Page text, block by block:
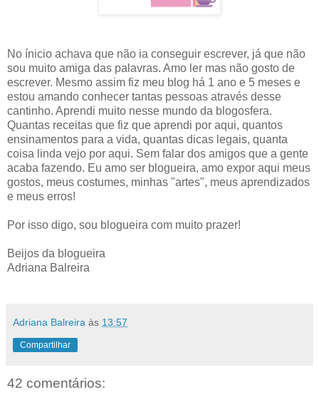
No ínicio achava que não ia conseguir escrever, já que não
sou muito amiga das palavras. Amo ler mas não gosto de
escrever. Mesmo assim fiz meu blog há 1 ano e 5 meses e
estou amando conhecer tantas pessoas através desse
cantinho. Aprendi muito nesse mundo da blogosfera.
Quantas receitas que fiz que aprendi por aqui, quantos
ensinamentos para a vida, quantas dicas legais, quanta
coisa linda vejo por aqui. Sem falar dos amigos que a gente
acaba fazendo. Eu amo ser blogueira, amo expor aqui meus
gostos, meus costumes, minhas "artes", meus aprendizados
e meus erros!
Por isso digo, sou blogueira com muito prazer!
Beijos da blogueira
Adriana Balreira
Adriana Balreira às 13:57
Compartilhar
42 comentários: